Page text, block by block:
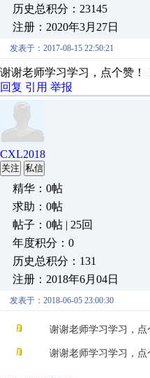
历史总积分：23145
注册：2020年3月27日
发表于：2017-08-15 22:50:21
谢谢老师学习学习，点个赞！
回复 引用 举报
CXL2018
关注 私信
精华：0帖
求助：0帖
帖子：0帖 | 25回
年度积分：0
历史总积分：131
注册：2018年6月04日
发表于：2018-06-05 23:00:30
谢谢老师学习学习，点
谢谢老师学习学习，点